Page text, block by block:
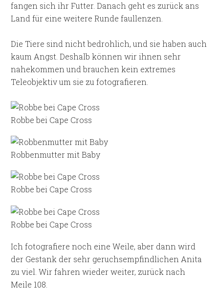
fangen sich ihr Futter. Danach geht es zurück ans
Land für eine weitere Runde faullenzen.
Die Tiere sind nicht bedrohlich, und sie haben auch
kaum Angst. Deshalb können wir ihnen sehr
nahekommen und brauchen kein extremes
Teleobjektiv um sie zu fotografieren.
Robbe bei Cape Cross
Robbenmutter mit Baby
Robbe bei Cape Cross
Robbe bei Cape Cross
Ich fotografiere noch eine Weile, aber dann wird
der Gestank der sehr geruchsempfindlichen Anita
zu viel. Wir fahren wieder weiter, zurück nach
Meile 108.